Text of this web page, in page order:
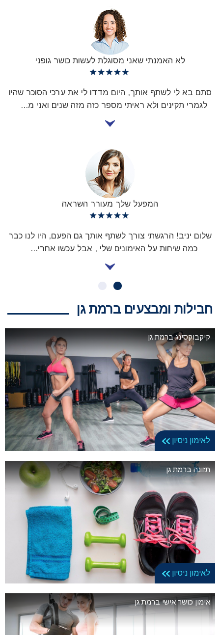
לא האמנתי שאני מסוגלת לעשות כושר גופני
סתם בא לי לשתף אותך, היום מדדו לי את ערכי הסוכר שהיו
לגמרי תקינים ולא ראיתי מספר כזה מזה שנים ואני מ...
המפעל שלך מעורר השראה
שלום יניב! הרגשתי צורך לשתף אותך גם הפעם, היו לנו כבר
כמה שיחות על האימונים שלי , אבל עכשו אחרי...
חבילות ומבצעים ברמת גן
קיקבוקסינג ברמת גן
לאימון ניסיון
תזונה ברמת גן
לאימון ניסיון
אימון כושר אישי ברמת גן